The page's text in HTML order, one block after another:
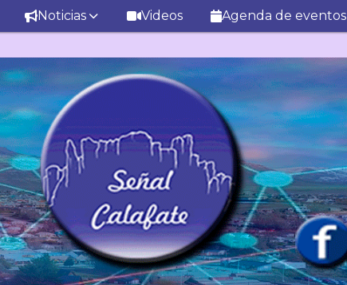
Noticias Videos Agenda de eventos